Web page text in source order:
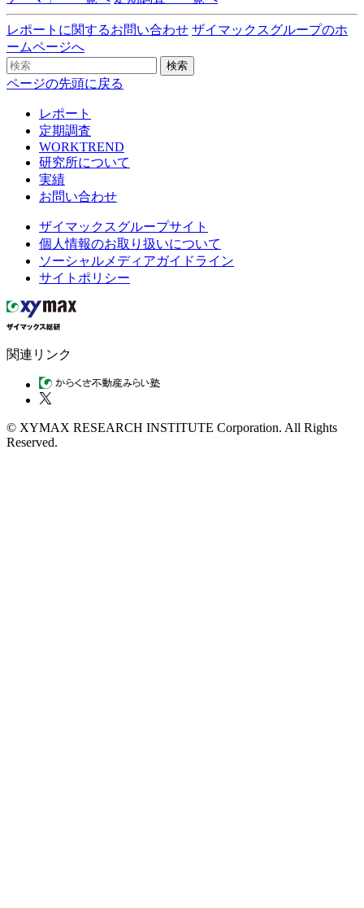
レポートに関するお問い合わせ ザイマックスグループのホ
ームページへ
検索
ページの先頭に戻る
レポート
定期調査
WORKTREND
研究所について
実績
お問い合わせ
ザイマックスグループサイト
個人情報のお取り扱いについて
ソーシャルメディアガイドライン
サイトポリシー
関連リンク
© XYMAX RESEARCH INSTITUTE Corporation. All Rights
Reserved.